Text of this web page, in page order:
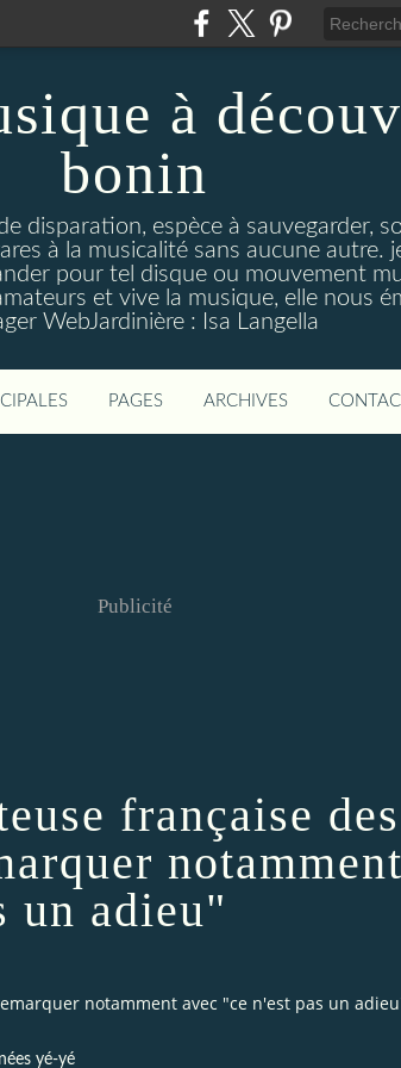
à
bonin
disparation, espèce à sauvegarder,
à la musicalité sans aucune autre.
pour tel disque ou mouvement
et vive la musique, elle nous
WebJardinière : Isa Langella
PAGES ARCHIVES
Publicité
française des
un adieu"
notamment avec "ce n'est pas un
yé-yé